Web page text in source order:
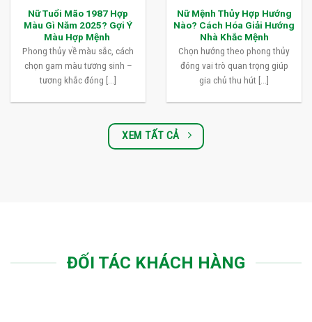
Nữ Tuổi Mão 1987 Hợp
Màu Gì Năm 2025? Gợi Ý
Màu Hợp Mệnh
Phong thủy về màu sắc, cách
chọn gam màu tương sinh –
tương khắc đóng [...]
Nữ Mệnh Thủy Hợp Hướng
Nào? Cách Hóa Giải Hướng
Nhà Khắc Mệnh
Chọn hướng theo phong thủy
đóng vai trò quan trọng giúp
gia chủ thu hút [...]
XEM TẤT CẢ
ĐỐI TÁC KHÁCH HÀNG